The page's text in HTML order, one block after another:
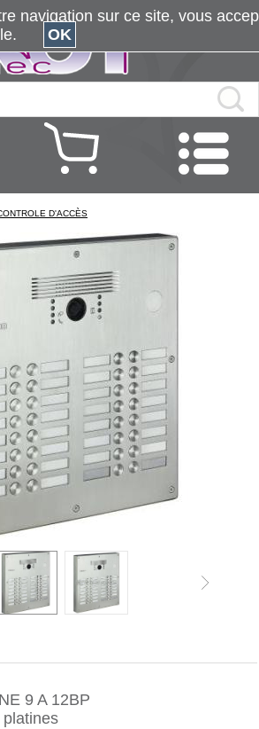
D'ACCÈS
9 A 12BP
platines
navigation sur ce site, vous
OK